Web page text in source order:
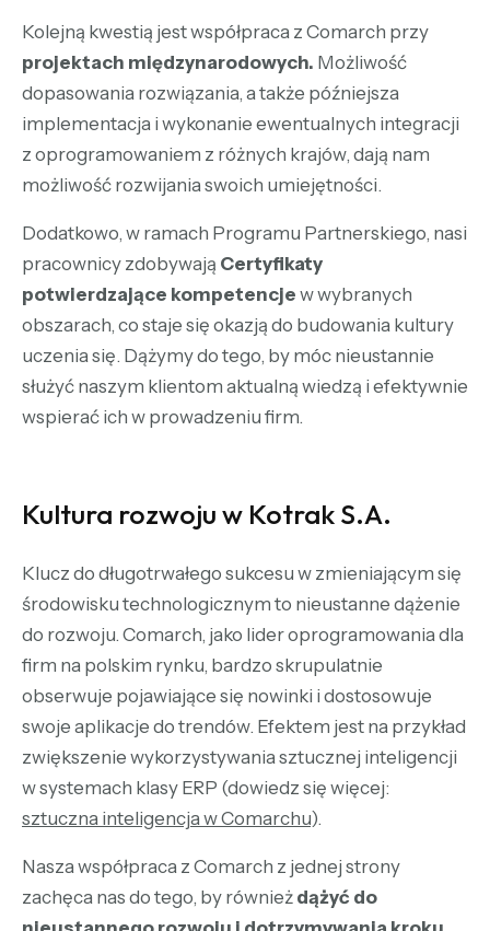
Kolejną kwestią jest współpraca z Comarch przy
projektach międzynarodowych. Możliwość
dopasowania rozwiązania, a także późniejsza
implementacja i wykonanie ewentualnych integracji
z oprogramowaniem z różnych krajów, dają nam
możliwość rozwijania swoich umiejętności.
Dodatkowo, w ramach Programu Partnerskiego, nasi
pracownicy zdobywają Certyfikaty
potwierdzające kompetencje w wybranych
obszarach, co staje się okazją do budowania kultury
uczenia się. Dążymy do tego, by móc nieustannie
służyć naszym klientom aktualną wiedzą i efektywnie
wspierać ich w prowadzeniu firm.
Kultura rozwoju w Kotrak S.A.
Klucz do długotrwałego sukcesu w zmieniającym się
środowisku technologicznym to nieustanne dążenie
do rozwoju. Comarch, jako lider oprogramowania dla
firm na polskim rynku, bardzo skrupulatnie
obserwuje pojawiające się nowinki i dostosowuje
swoje aplikacje do trendów. Efektem jest na przykład
zwiększenie wykorzystywania sztucznej inteligencji
w systemach klasy ERP (dowiedz się więcej:
sztuczna inteligencja w Comarchu).
Nasza współpraca z Comarch z jednej strony
zachęca nas do tego, by również dążyć do